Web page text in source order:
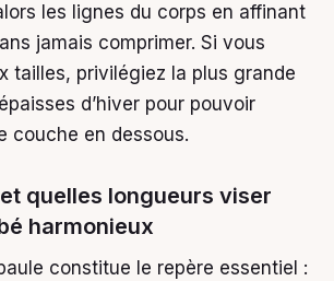
les lignes du corps en affinant
jamais comprimer. Si vous
tailles, privilégiez la plus grande
d’hiver pour pouvoir
couche en dessous.
quelles longueurs viser
harmonieux
constitue le repère essentiel :